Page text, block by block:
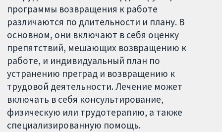
программы возвращения к работе
различаются по длительности и плану. В
основном, они включают в себя оценку
препятствий, мешающих возвращению к
работе, и индивидуальный план по
устранению преград и возвращению к
трудовой деятельности. Лечение может
включать в себя консультирование,
физическую или трудотерапию, а также
специализированную помощь.